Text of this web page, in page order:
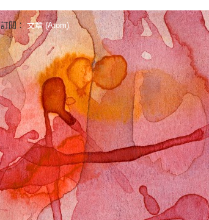
訂閱：文章 (Atom)